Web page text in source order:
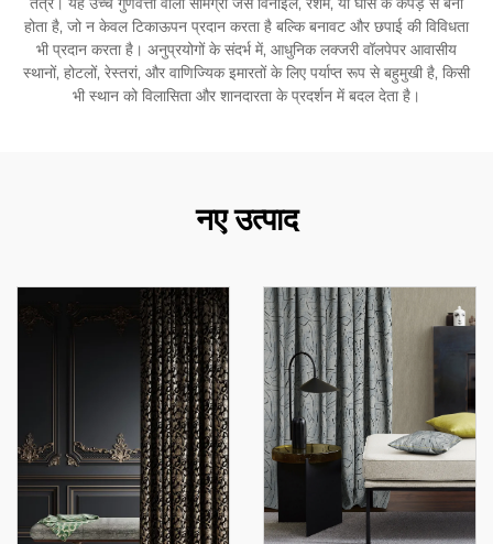
होता है, जो न केवल टिकाऊपन प्रदान करता है बल्कि बनावट और छपाई की विविधता
भी प्रदान करता है। अनुप्रयोगों के संदर्भ में, आधुनिक लक्जरी वॉलपेपर आवासीय
स्थानों, होटलों, रेस्तरां, और वाणिज्यिक इमारतों के लिए पर्याप्त रूप से बहुमुखी है, किसी
भी स्थान को विलासिता और शानदारता के प्रदर्शन में बदल देता है।
नए उत्पाद